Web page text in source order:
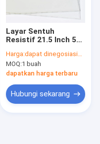
Layar Sentuh
Resistif 21.5 Inch 5
Peralatan Medis
Harga:dapat dinegosiasikan
MOQ:1 buah
dapatkan harga terbaru
Hubungi sekarang